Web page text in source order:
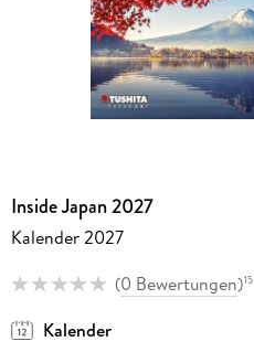
Inside Japan 2027
Kalender 2027
(0 Bewertungen)15
Kalender